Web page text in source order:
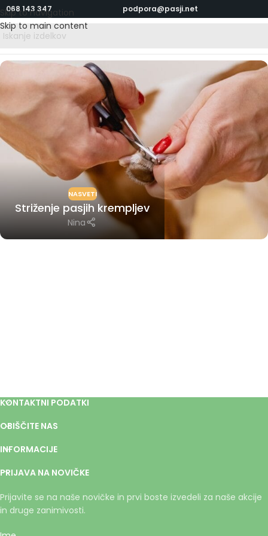
Skip to navigation
Skip to main content
068 143 347 podpora@pasji.net
NASVETI
Striženje pasjih krempljev
Nina
KONTAKTNI PODATKI
OBIŠČITE NAS
INFORMACIJE
PRIJAVA NA NOVIČKE
Prijavite se na naše novičke in prvi boste izvedeli za naše akcije
in druge zanimivosti.